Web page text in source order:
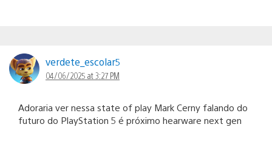
verdete_escolar5
04/06/2025 at 3:27 PM
Adoraria ver nessa state of play Mark Cerny falando do
futuro do PlayStation 5 é próximo hearware next gen